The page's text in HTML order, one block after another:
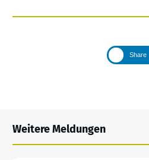
Share
Weitere Meldungen